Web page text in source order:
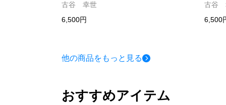
古谷 幸世
6,500円
古谷
6,500
他の商品をもっと見る
おすすめアイテム